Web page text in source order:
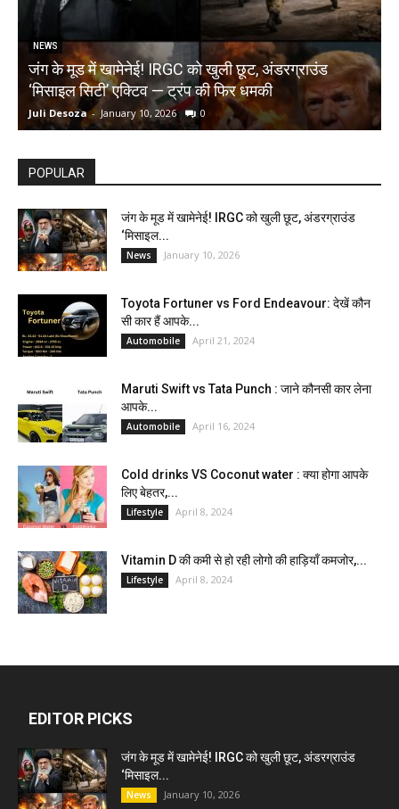
NEWS
जंग के मूड में खामेनेई! IRGC को खुली छूट, अंडरग्राउंड
‘मिसाइल सिटी’ एक्टिव — ट्रंप की फिर धमकी
Juli Desoza - January 10, 2026 0
POPULAR
जंग के मूड में खामेनेई! IRGC को खुली छूट, अंडरग्राउंड
‘मिसाइल...
News January 10, 2026
Toyota Fortuner vs Ford Endeavour: देखें कौन
सी कार हैं आपके...
Automobile April 21, 2024
Maruti Swift vs Tata Punch : जाने कौनसी कार लेना
आपके...
Automobile April 16, 2024
Cold drinks VS Coconut water : क्या होगा आपके
लिए बेहतर,...
Lifestyle April 8, 2024
Vitamin D की कमी से हो रही लोगो की हाड़ियाँ कमजोर,...
Lifestyle April 8, 2024
EDITOR PICKS
जंग के मूड में खामेनेई! IRGC को खुली छूट, अंडरग्राउंड
‘मिसाइल...
News January 10, 2026